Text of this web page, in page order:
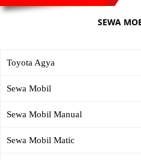
SEWA
Toyota Agya
Sewa Mobil
Sewa Mobil Manual
Sewa Mobil Matic